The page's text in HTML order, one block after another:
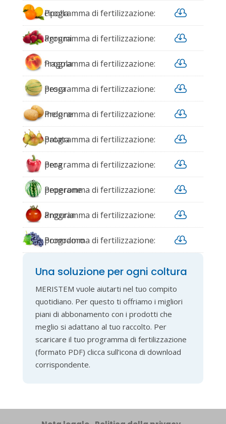
cipolla
Programma di fertilizzazione:
agrumi

Programma di fertilizzazione:
fragola

Programma di fertilizzazione:
pesca

Programma di fertilizzazione:
melone

Programma di fertilizzazione:
patata

Programma di fertilizzazione:
pera

Programma di fertilizzazione:
peperone

Programma di fertilizzazione:
anguria

Programma di fertilizzazione:
pomodoro

Programma di fertilizzazione:
uva da vino

Una soluzione per ogni coltura
MERISTEM vuole aiutarti nel tuo compito
quotidiano. Per questo ti offriamo i migliori
piani di abbonamento con i prodotti che
meglio si adattano al tuo raccolto. Per
scaricare il tuo programma di fertilizzazione
(formato PDF) clicca sull’icona di download
corrispondente.